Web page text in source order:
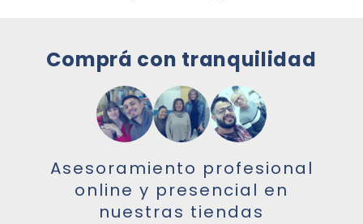
Comprá con tranquilidad
Asesoramiento profesional
online y presencial en
nuestras tiendas